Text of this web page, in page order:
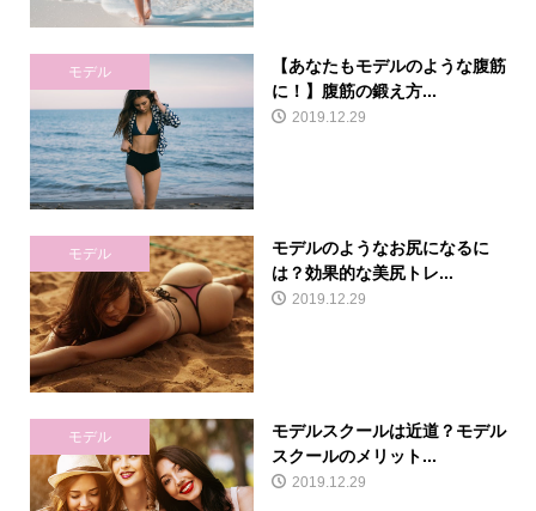
モデル
【あなたもモデルのような腹筋
に！】腹筋の鍛え方...
2019.12.29
モデル
モデルのようなお尻になるに
は？効果的な美尻トレ...
2019.12.29
モデル
モデルスクールは近道？モデル
スクールのメリット...
2019.12.29